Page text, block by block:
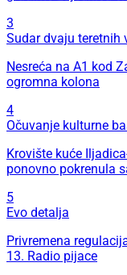
3
Sudar dvaju teretnih
Nesreća na A1 kod
ogromna kolona
4
Očuvanje kulturne
Krovište kuće
ponovno pokrenula
5
Evo detalja
Privremena
13. Radio pijace